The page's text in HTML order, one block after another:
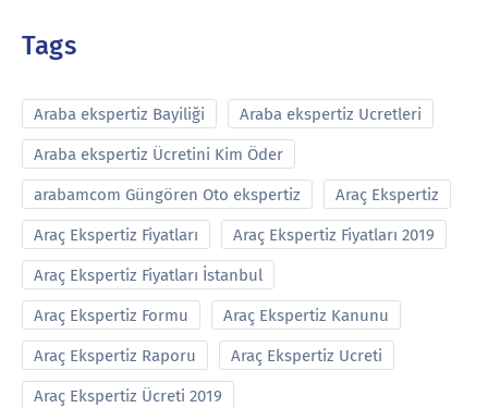
Tags
Araba ekspertiz Bayiliği Araba ekspertiz Ucretleri
Araba ekspertiz Ücretini Kim Öder
arabamcom Güngören Oto ekspertiz Araç Ekspertiz
Araç Ekspertiz Fiyatları Araç Ekspertiz Fiyatları 2019
Araç Ekspertiz Fiyatları İstanbul
Araç Ekspertiz Formu Araç Ekspertiz Kanunu
Araç Ekspertiz Raporu Araç Ekspertiz Ucreti
Araç Ekspertiz Ücreti 2019